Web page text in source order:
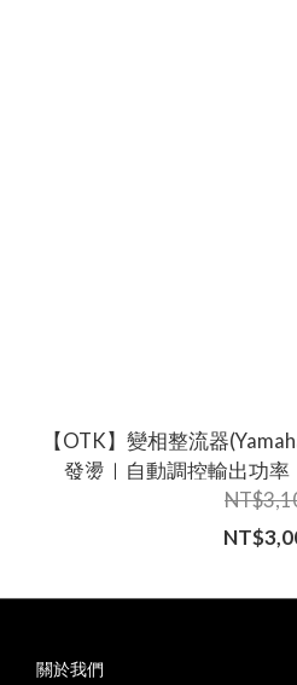
【OTK】變相整流器
發燙｜自動調控輸出功率
關於我們